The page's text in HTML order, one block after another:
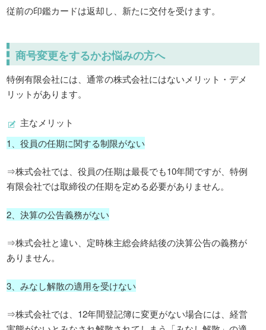
従前の印鑑カードは返却し、新たに交付を受けます。
商号変更をするかお悩みの方へ
特例有限会社には、通常の株式会社にはないメリット・デメ
リットがあります。
主なメリット
1、役員の任期に関する制限がない
⇒株式会社では、役員の任期は最長でも10年間ですが、特例
有限会社では取締役の任期を定める必要がありません。
2、決算の公告義務がない
⇒株式会社と違い、定時株主総会終結後の決算公告の義務が
ありません。
3、みなし解散の適用を受けない
⇒株式会社では、12年間登記簿に変更がない場合には、経営